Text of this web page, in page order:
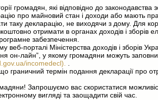
громадян, які відповідно до законодавства
про майновий стан і доходи або мають
таку декларацію, не виходячи з дому. Для
отримати в органах доходів і зборів
забезпечення.
веб-порталі Міністерства доходів і зборів
он-лайн”, у якому громадяни можуть
incomedecl). .
граничний термін подання декларації про
Запрошуємо вас скористатися
вигляді та заощадити свій час.